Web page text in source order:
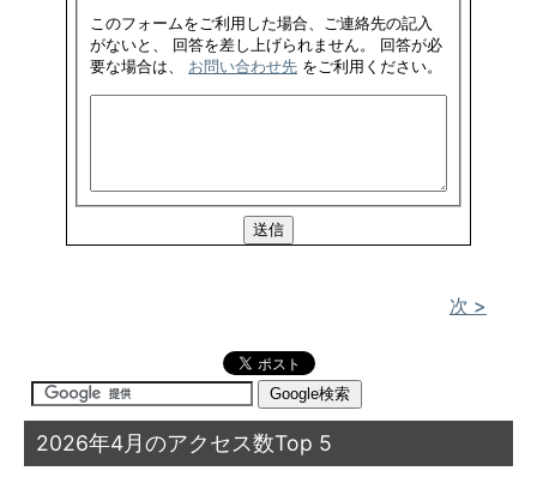
このフォームをご利用した場合、ご連絡先の記入
がないと、 回答を差し上げられません。 回答が必
要な場合は、 お問い合わせ先 をご利用ください。
次 >
2026年4月のアクセス数Top 5